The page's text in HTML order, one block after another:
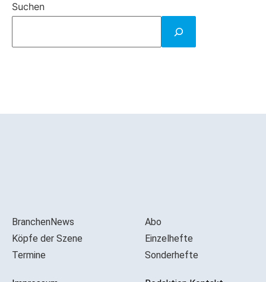
Suchen
BranchenNews
Köpfe der Szene
Termine
Abo
Einzelhefte
Sonderhefte